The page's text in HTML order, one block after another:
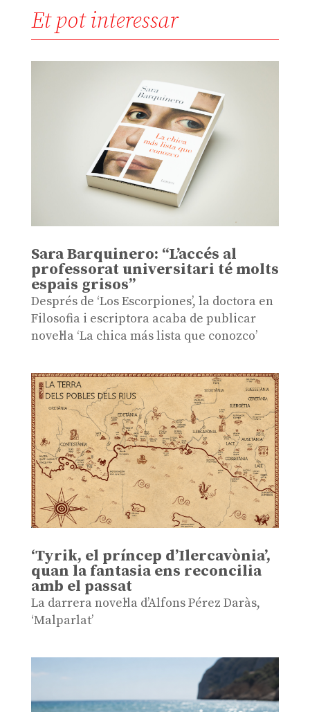
Et pot interessar
Sara Barquinero: “L’accés al
professorat universitari té molts
espais grisos”
Després de ‘Los Escorpiones’, la doctora en
Filosofia i escriptora acaba de publicar
novel·la ‘La chica más lista que conozco’
‘Tyrik, el príncep d’Ilercavònia’,
quan la fantasia ens reconcilia
amb el passat
La darrera novel·la d’Alfons Pérez Daràs,
‘Malparlat’